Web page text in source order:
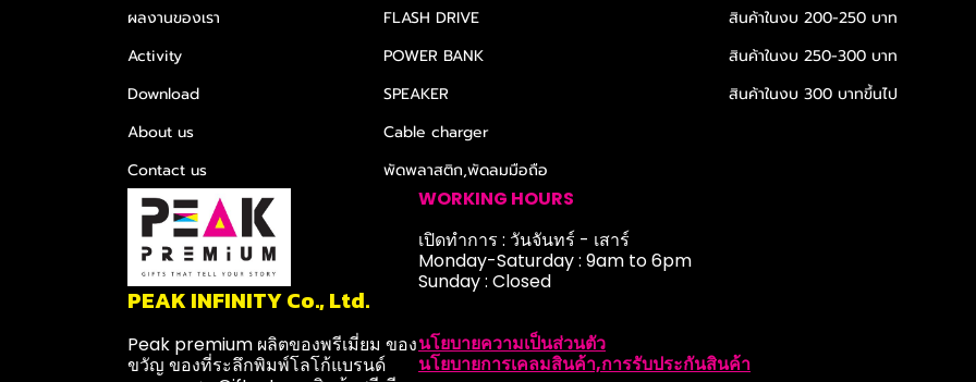
ผลงานของเรา
Activity
Download
About us
Contact us
FLASH DRIVE
POWER BANK
SPEAKER
Cable charger
พัดพลาสติก,พัดลมมือถือ
สินค้าในงบ 200-250 บาท
สินค้าในงบ 250-300 บาท
สินค้าในงบ 300 บาทขึ้นไป
PEAK INFINITY Co., Ltd.
Peak premium ผลิตของพรีเมี่ยม ของ
ขวัญ ของที่ระลึกพิมพ์โลโก้แบรนด์
WORKING HOURS
เปิดทำการ : วันจันทร์ - เสาร์
Monday-Saturday : 9am to 6pm
Sunday : Closed
นโยบายความเป็นส่วนตัว
นโยบายการเคลมสินค้า,การรับประกันสินค้า